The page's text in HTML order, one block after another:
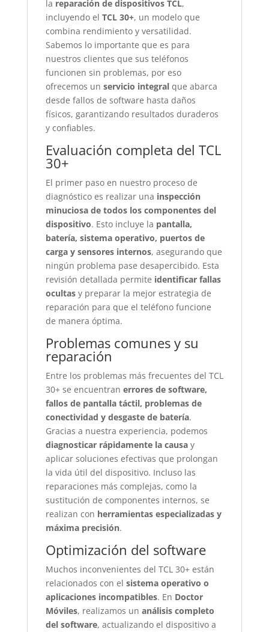
la reparación de dispositivos TCL,
incluyendo el TCL 30+, un modelo que
combina rendimiento y versatilidad.
Sabemos lo importante que es para
nuestros clientes que sus teléfonos
funcionen sin problemas, por eso
ofrecemos un servicio integralque abarca
desde fallos de software hasta daños
físicos, garantizando resultados duraderos
y confiables.
Evaluación completa del TCL
30+
El primer paso en nuestro proceso de
diagnóstico es realizar una inspección
minuciosa de todos los componentes del
dispositivo. Esto incluye la pantalla,
batería, sistema operativo, puertos de
carga y sensores internos, asegurando que
ningún problema pase desapercibido. Esta
revisión detallada permite identificar fallas
ocultasy preparar la mejor estrategia de
reparación para que el teléfono funcione
de manera óptima.
Problemas comunes y su
reparación
Entre los problemas más frecuentes del TCL
30+ se encuentran errores de software,
fallos de pantalla táctil, problemas de
conectividad y desgaste de batería.
Gracias a nuestra experiencia, podemos
diagnosticar rápidamente la causay
aplicar soluciones efectivas que prolongan
la vida útil del dispositivo. Incluso las
reparaciones más complejas, como la
sustitución de componentes internos, se
realizan con herramientas especializadas y
máxima precisión.
Optimización del software
Muchos inconvenientes del TCL 30+ están
relacionados con el sistema operativo o
aplicaciones incompatibles. En Doctor
Móviles, realizamos un análisis completo
del software, actualizando el dispositivo a